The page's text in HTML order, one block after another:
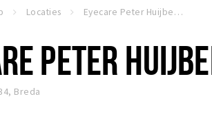
Locaties Eyecare Peter Huijben
PETER
, Breda